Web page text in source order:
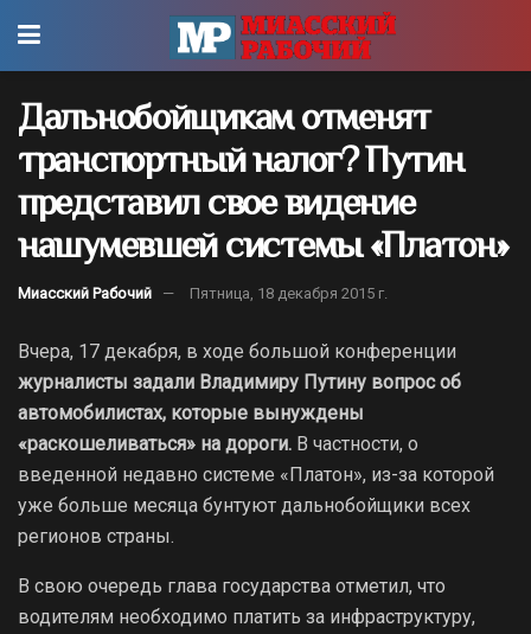
Дальнобойщикам отменят
транспортный налог? Путин
представил свое видение
нашумевшей системы «Платон»
Миасский Рабочий Пятница, 18 декабря 2015 г.
Вчера, 17 декабря, в ходе большой конференции
журналисты задали Владимиру Путину вопрос об
автомобилистах, которые вынуждены
«раскошеливаться» на дороги. В частности, о
введенной недавно системе «Платон», из-за которой
уже больше месяца бунтуют дальнобойщики всех
регионов страны.
В свою очередь глава государства отметил, что
водителям необходимо платить за инфраструктуру,